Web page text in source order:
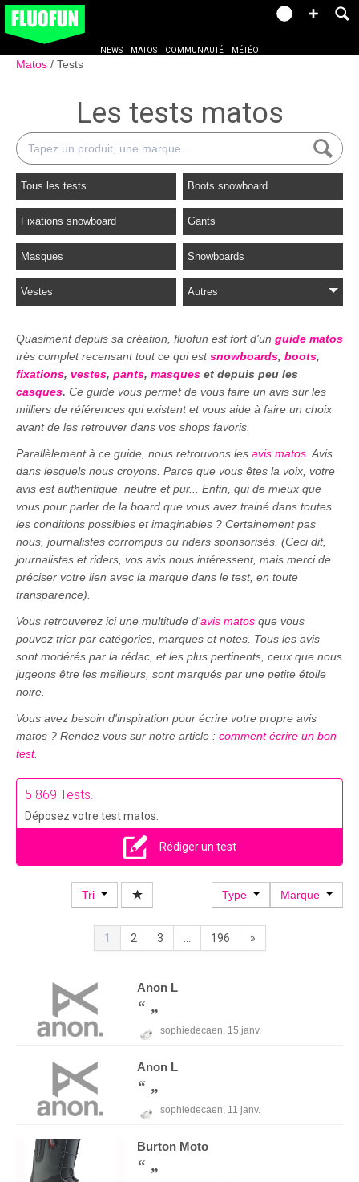
NEWS MATOS COMMUNAUTÉ MÉTÉO
Matos Tests
Les tests matos
Tous les tests Boots snowboard
Fixations snowboard Gants
Masques Snowboards
Vestes Autres
Quasiment depuis sa création, fluofun est fort d'un guide matos
très complet recensant tout ce qui est snowboards, boots,
fixations, vestes, pants, masques et depuis peu les
casques. Ce guide vous permet de vous faire un avis sur les
milliers de références qui existent et vous aide à faire un choix
avant de les retrouver dans vos shops favoris.
Parallèlement à ce guide, nous retrouvons les avis matos . Avis
dans lesquels nous croyons. Parce que vous êtes la voix, votre
avis est authentique, neutre et pur... Enfin, qui de mieux que
vous pour parler de la board que vous avez trainé dans toutes
les conditions possibles et imaginables ? Certainement pas
nous, journalistes corrompus ou riders sponsorisés. (Ceci dit,
journalistes et riders, vos avis nous intéressent, mais merci de
préciser votre lien avec la marque dans le test, en toute
transparence).
Vous retrouverez ici une multitude d'avis matos que vous
pouvez trier par catégories, marques et notes. Tous les avis
sont modérés par la rédac, et les plus pertinents, ceux que nous
jugeons être les meilleurs, sont marqués par une petite étoile
noire.
Vous avez besoin d'inspiration pour écrire votre propre avis
matos ? Rendez vous sur notre article : comment écrire un bon
test.
5 869 Tests.
Déposez votre test matos.
Rédiger un test
Tri Marque
Type
1 2 3 196 »
Anon L
sophiedecaen, 15 janv.
Anon L
sophiedecaen, 11 janv.
Burton Moto